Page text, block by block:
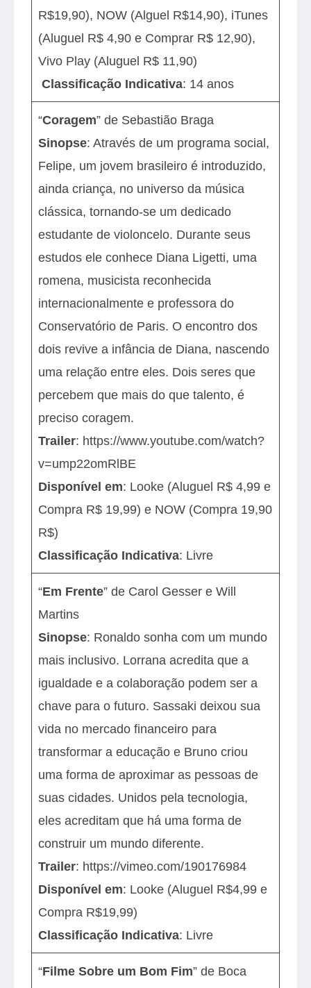
R$19,90), NOW (Alguel R$14,90), iTunes
(Aluguel R$ 4,90 e Comprar R$ 12,90),
Vivo Play (Aluguel R$ 11,90)
Classificação Indicativa: 14 anos
“Coragem” de Sebastião Braga
Sinopse: Através de um programa social,
Felipe, um jovem brasileiro é introduzido,
ainda criança, no universo da música
clássica, tornando-se um dedicado
estudante de violoncelo. Durante seus
estudos ele conhece Diana Ligetti, uma
romena, musicista reconhecida
internacionalmente e professora do
Conservatório de Paris. O encontro dos
dois revive a infância de Diana, nascendo
uma relação entre eles. Dois seres que
percebem que mais do que talento, é
preciso coragem.
Trailer: https://www.youtube.com/watch?
v=ump22omRlBE
Disponível em: Looke (Aluguel R$ 4,99 e
Compra R$ 19,99) e NOW (Compra 19,90
R$)
Classificação Indicativa: Livre
“Em Frente” de Carol Gesser e Will
Martins
Sinopse: Ronaldo sonha com um mundo
mais inclusivo. Lorrana acredita que a
igualdade e a colaboração podem ser a
chave para o futuro. Sassaki deixou sua
vida no mercado financeiro para
transformar a educação e Bruno criou
uma forma de aproximar as pessoas de
suas cidades. Unidos pela tecnologia,
eles acreditam que há uma forma de
construir um mundo diferente.
Trailer: https://vimeo.com/190176984
Disponível em: Looke (Aluguel R$4,99 e
Compra R$19,99)
Classificação Indicativa: Livre
“Filme Sobre um Bom Fim” de Boca